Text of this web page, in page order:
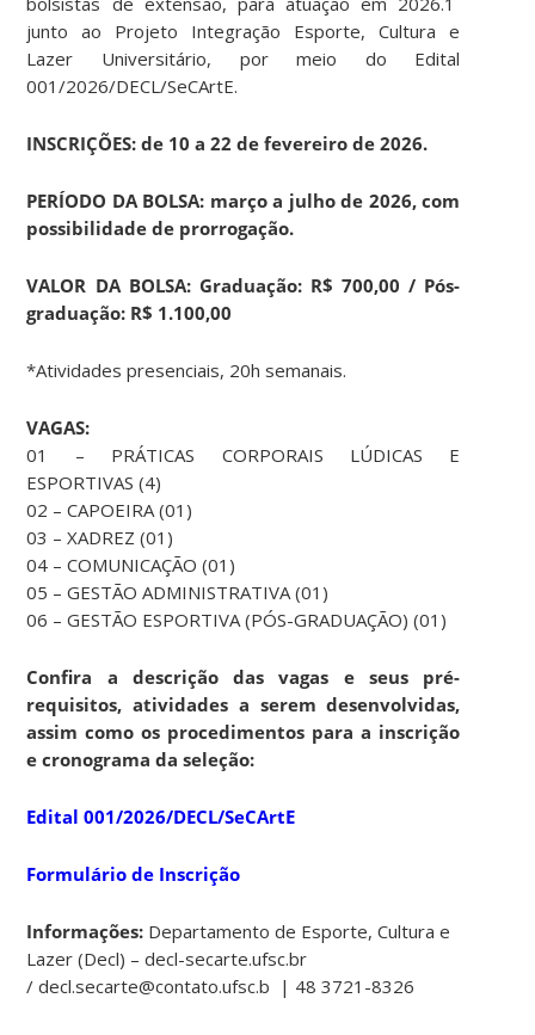
junto ao Projeto Integração Esporte, Cultura e
Lazer Universitário, por meio do Edital
001/2026/DECL/SeCArtE.
INSCRIÇÕES: de 10 a 22 de fevereiro de 2026.
PERÍODO DA BOLSA: março a julho de 2026, com
possibilidade de prorrogação.
VALOR DA BOLSA: Graduação: R$ 700,00 / Pós-
graduação: R$ 1.100,00
*Atividades presenciais, 20h semanais.
VAGAS:
01 – PRÁTICAS CORPORAIS LÚDICAS E
ESPORTIVAS (4)
02 – CAPOEIRA (01)
03 – XADREZ (01)
04 – COMUNICAÇÃO (01)
05 – GESTÃO ADMINISTRATIVA (01)
06 – GESTÃO ESPORTIVA (PÓS-GRADUAÇÃO) (01)
Confira a descrição das vagas e seus pré-
requisitos, atividades a serem desenvolvidas,
assim como os procedimentos para a inscrição
e cronograma da seleção:
Edital 001/2026/DECL/SeCArtE
Formulário de Inscrição
Informações: Departamento de Esporte, Cultura e
Lazer (Decl) – decl-secarte.ufsc.br
/ decl.secarte@contato.ufsc.b | 48 3721-8326